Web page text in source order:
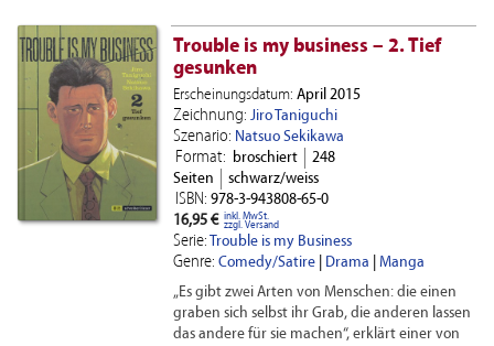
Trouble is my business – 2. Tief
gesunken
Erscheinungsdatum: April 2015
Zeichnung: Jiro Taniguchi
Szenario: Natsuo Sekikawa
Format: broschiert
248
Seiten
schwarz/weiss
ISBN: 978-3-943808-65-0
16,95 € inkl. MwSt.
zzgl. Versand
Serie: Trouble is my Business
Genre: Comedy/Satire| Drama
Manga
„Es gibt zwei Arten von Menschen: die einen
graben sich selbst ihr Grab, die anderen lassen
das andere für sie machen“, erklärt einer von